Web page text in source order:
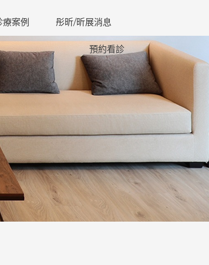
療案例 彤昕/昕展消息
預約看診